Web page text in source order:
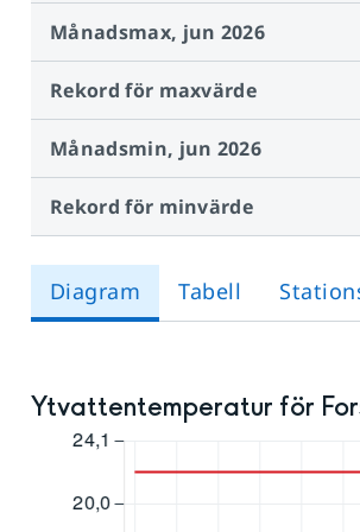
Månadsmax, jun 2026
Rekord för maxvärde
Månadsmin, jun 2026
Rekord för minvärde
Diagram Tabell
Ytvattentemperatur för